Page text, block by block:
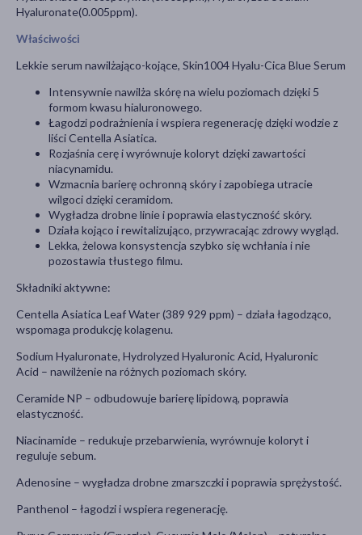
Hyaluronate(0.005ppm).
Właściwości
Lekkie serum nawilżająco-kojące, Skin1004 Hyalu-Cica Blue Serum
Intensywnie nawilża skórę na wielu poziomach dzięki 5
formom kwasu hialuronowego.
Łagodzi podrażnienia i wspiera regenerację dzięki wodzie z
liści Centella Asiatica.
Rozjaśnia cerę i wyrównuje koloryt dzięki zawartości
niacynamidu.
Wzmacnia barierę ochronną skóry i zapobiega utracie
wilgoci dzięki ceramidom.
Wygładza drobne linie i poprawia elastyczność skóry.
Działa kojąco i rewitalizująco, przywracając zdrowy wygląd.
Lekka, żelowa konsystencja szybko się wchłania i nie
pozostawia tłustego filmu.
Składniki aktywne:
Centella Asiatica Leaf Water (389 929 ppm) – działa łagodząco,
wspomaga produkcję kolagenu.
Sodium Hyaluronate, Hydrolyzed Hyaluronic Acid, Hyaluronic
Acid – nawilżenie na różnych poziomach skóry.
Ceramide NP – odbudowuje barierę lipidową, poprawia
elastyczność.
Niacinamide – redukuje przebarwienia, wyrównuje koloryt i
reguluje sebum.
Adenosine – wygładza drobne zmarszczki i poprawia sprężystość.
Panthenol – łagodzi i wspiera regenerację.